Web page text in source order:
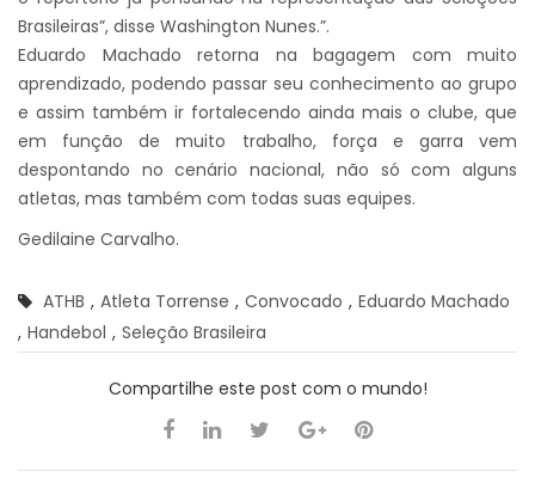
Brasileiras”, disse Washington Nunes.”.
Eduardo Machado retorna na bagagem com muito
aprendizado, podendo passar seu conhecimento ao grupo
e assim também ir fortalecendo ainda mais o clube, que
em função de muito trabalho, força e garra vem
despontando no cenário nacional, não só com alguns
atletas, mas também com todas suas equipes.
Gedilaine Carvalho.
ATHB , Atleta Torrense , Convocado , Eduardo Machado
, Handebol , Seleção Brasileira
Compartilhe este post com o mundo!